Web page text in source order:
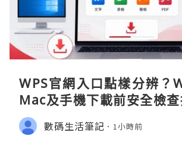
WPS官網入口點樣分辨？
Mac及手機下載前安全檢
數碼生活筆記 1小時前